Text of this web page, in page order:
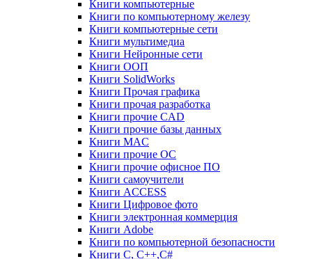
Книги компьютерные
Книги по компьютерному железу
Книги компьютерные сети
Книги мультимедиа
Книги Нейронные сети
Книги ООП
Книги SolidWorks
Книги Прочая графика
Книги прочая разработка
Книги прочие CAD
Книги прочие базы данных
Книги MAC
Книги прочие ОС
Книги прочие офисное ПО
Книги самоучители
Книги ACCESS
Книги Цифровое фото
Книги электронная коммерция
Книги Adobe
Книги по компьютерной безопасности
Книги C, C++,С#